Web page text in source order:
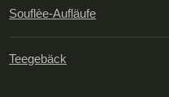
Souflèe-Aufläufe
Teegebäck